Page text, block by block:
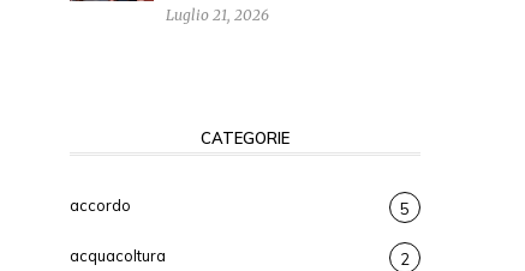
Luglio 21, 2026
CATEGORIE
accordo 5
acquacoltura 2